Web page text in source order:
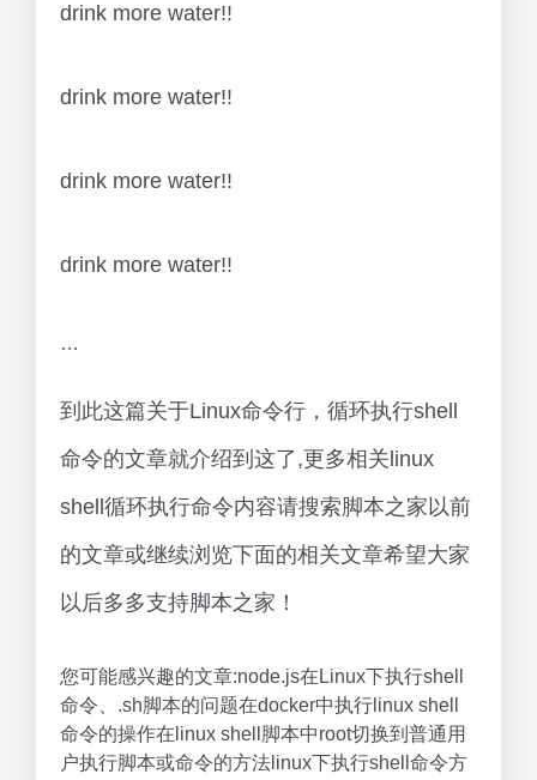
drink more water!!
drink more water!!
drink more water!!
drink more water!!
…
到此这篇关于Linux命令行，循环执行shell
命令的文章就介绍到这了,更多相关linux
shell循环执行命令内容请搜索脚本之家以前
的文章或继续浏览下面的相关文章希望大家
以后多多支持脚本之家！
您可能感兴趣的文章:node.js在Linux下执行shell
命令、.sh脚本的问题在docker中执行linux shell
命令的操作在linux shell脚本中root切换到普通用
户执行脚本或命令的方法linux下执行shell命令方